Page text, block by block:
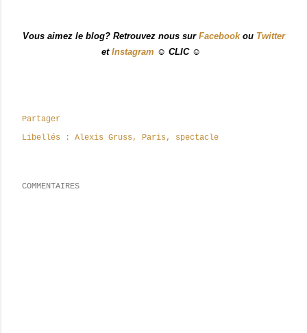
Vous aimez le blog? Retrouvez nous sur Facebookou Twitter
et Instagram ☺ CLIC ☺
Partager
Libellés :
Alexis Gruss Paris spectacle
COMMENTAIRES